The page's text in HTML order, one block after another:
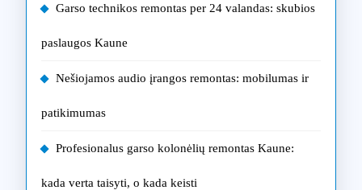
Garso technikos remontas per 24 valandas: skubios
paslaugos Kaune
Nešiojamos audio įrangos remontas: mobilumas ir
patikimumas
Profesionalus garso kolonėlių remontas Kaune:
kada verta taisyti, o kada keisti